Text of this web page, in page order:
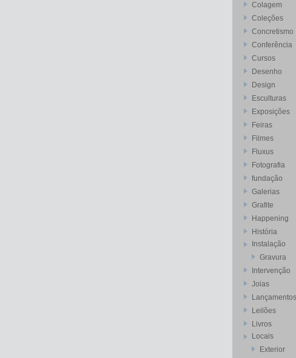
Colagem
Coleções
Concretismo
Conferência
Cursos
Desenho
Design
Esculturas
Exposições
Feiras
Filmes
Fluxus
Fotografia
fundação
Galerias
Grafite
Happening
História
Instalação
Gravura
Intervenção
Joias
Lançamentos
Leilões
Livros
Locais
Exterior